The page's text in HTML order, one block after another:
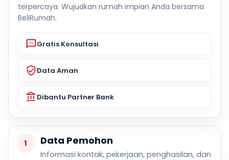
terpercaya. Wujudkan rumah impian Anda bersama
BeliRumah.
Gratis Konsultasi
Data Aman
Dibantu Partner Bank
1 Data Pemohon
Informasi kontak, pekerjaan, penghasilan, dan